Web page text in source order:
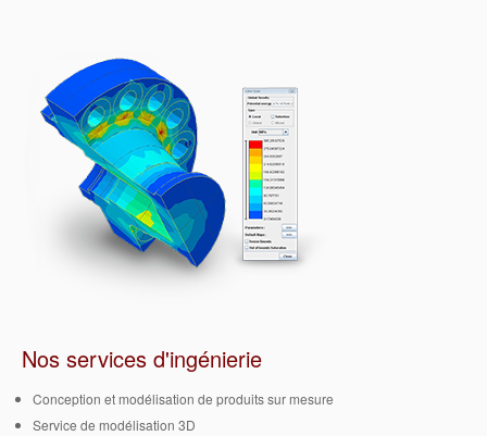
Nos services d'ingénierie
Conception et modélisation de produits sur mesure
Service de modélisation 3D